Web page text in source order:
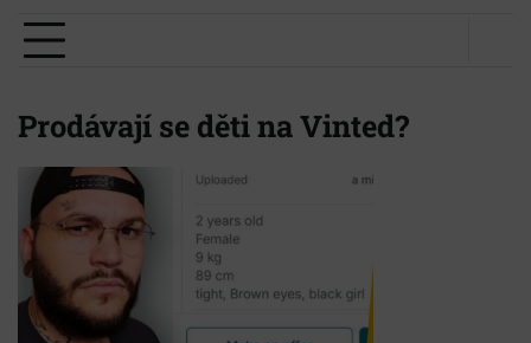
Prodávají se děti na Vinted?